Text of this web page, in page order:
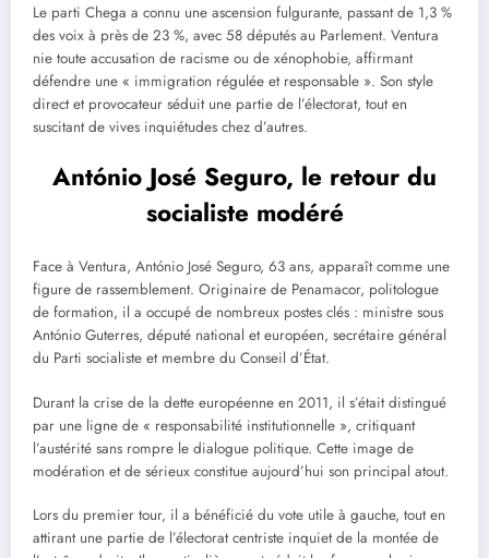
Le parti Chega a connu une ascension fulgurante, passant de 1,3 %
des voix à près de 23 %, avec 58 députés au Parlement. Ventura
nie toute accusation de racisme ou de xénophobie, affirmant
défendre une « immigration régulée et responsable ». Son style
direct et provocateur séduit une partie de l’électorat, tout en
suscitant de vives inquiétudes chez d’autres.
António José Seguro, le retour du
socialiste modéré
Face à Ventura, António José Seguro, 63 ans, apparaît comme une
figure de rassemblement. Originaire de Penamacor, politologue
de formation, il a occupé de nombreux postes clés : ministre sous
António Guterres, député national et européen, secrétaire général
du Parti socialiste et membre du Conseil d’État.
Durant la crise de la dette européenne en 2011, il s’était distingué
par une ligne de « responsabilité institutionnelle », critiquant
l’austérité sans rompre le dialogue politique. Cette image de
modération et de sérieux constitue aujourd’hui son principal atout.
Lors du premier tour, il a bénéficié du vote utile à gauche, tout en
attirant une partie de l’électorat centriste inquiet de la montée de